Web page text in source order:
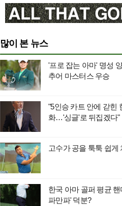
많이 본 뉴스
'프로 잡는 아마' 명성
추어 마스터스 우승
"5인승 카트 안에 갇힌
화…'싱글'로 뒤집겠다"
고수가 공을 툭툭 쉽게
한국 아마 골퍼 평균
파만파' 덕분?